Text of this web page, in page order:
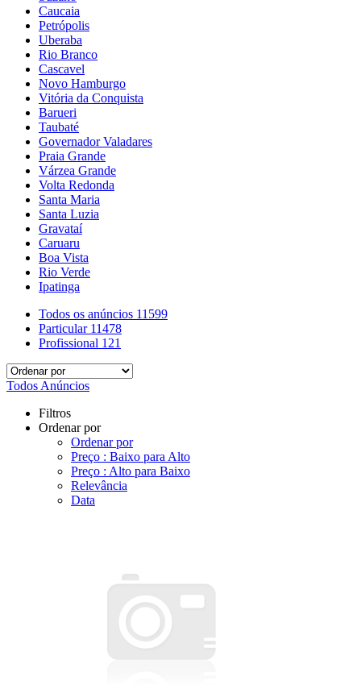
Caucaia
Petrópolis
Uberaba
Rio Branco
Cascavel
Novo Hamburgo
Vitória da Conquista
Barueri
Taubaté
Governador Valadares
Praia Grande
Várzea Grande
Volta Redonda
Santa Maria
Santa Luzia
Gravataí
Caruaru
Boa Vista
Rio Verde
Ipatinga
Todos os anúncios 11599
Particular 11478
Profissional 121
Todos Anúncios
Filtros
Ordenar por
Ordenar por
Preço : Baixo para Alto
Preço : Alto para Baixo
Relevância
Data